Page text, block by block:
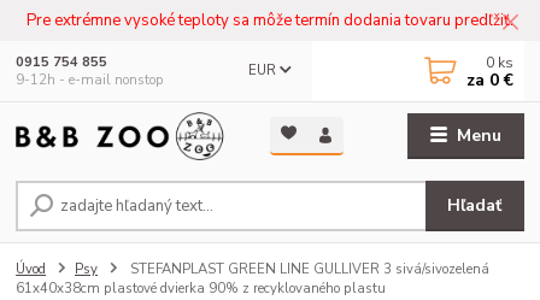
Pre extrémne vysoké teploty sa môže termín dodania tovaru predľžiť.
Menu
EUR
Hľadať
0915 754 855
9-12h - e-mail nonstop
0 ks
za 0 €
Úvod Psy
STEFANPLAST GREEN LINE GULLIVER 3 sivá/sivozelená
61x40x38cm plastové dvierka 90% z recyklovaného plastu